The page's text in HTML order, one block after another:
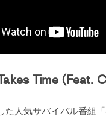
Time (Feat.
た人気サバイバル番組